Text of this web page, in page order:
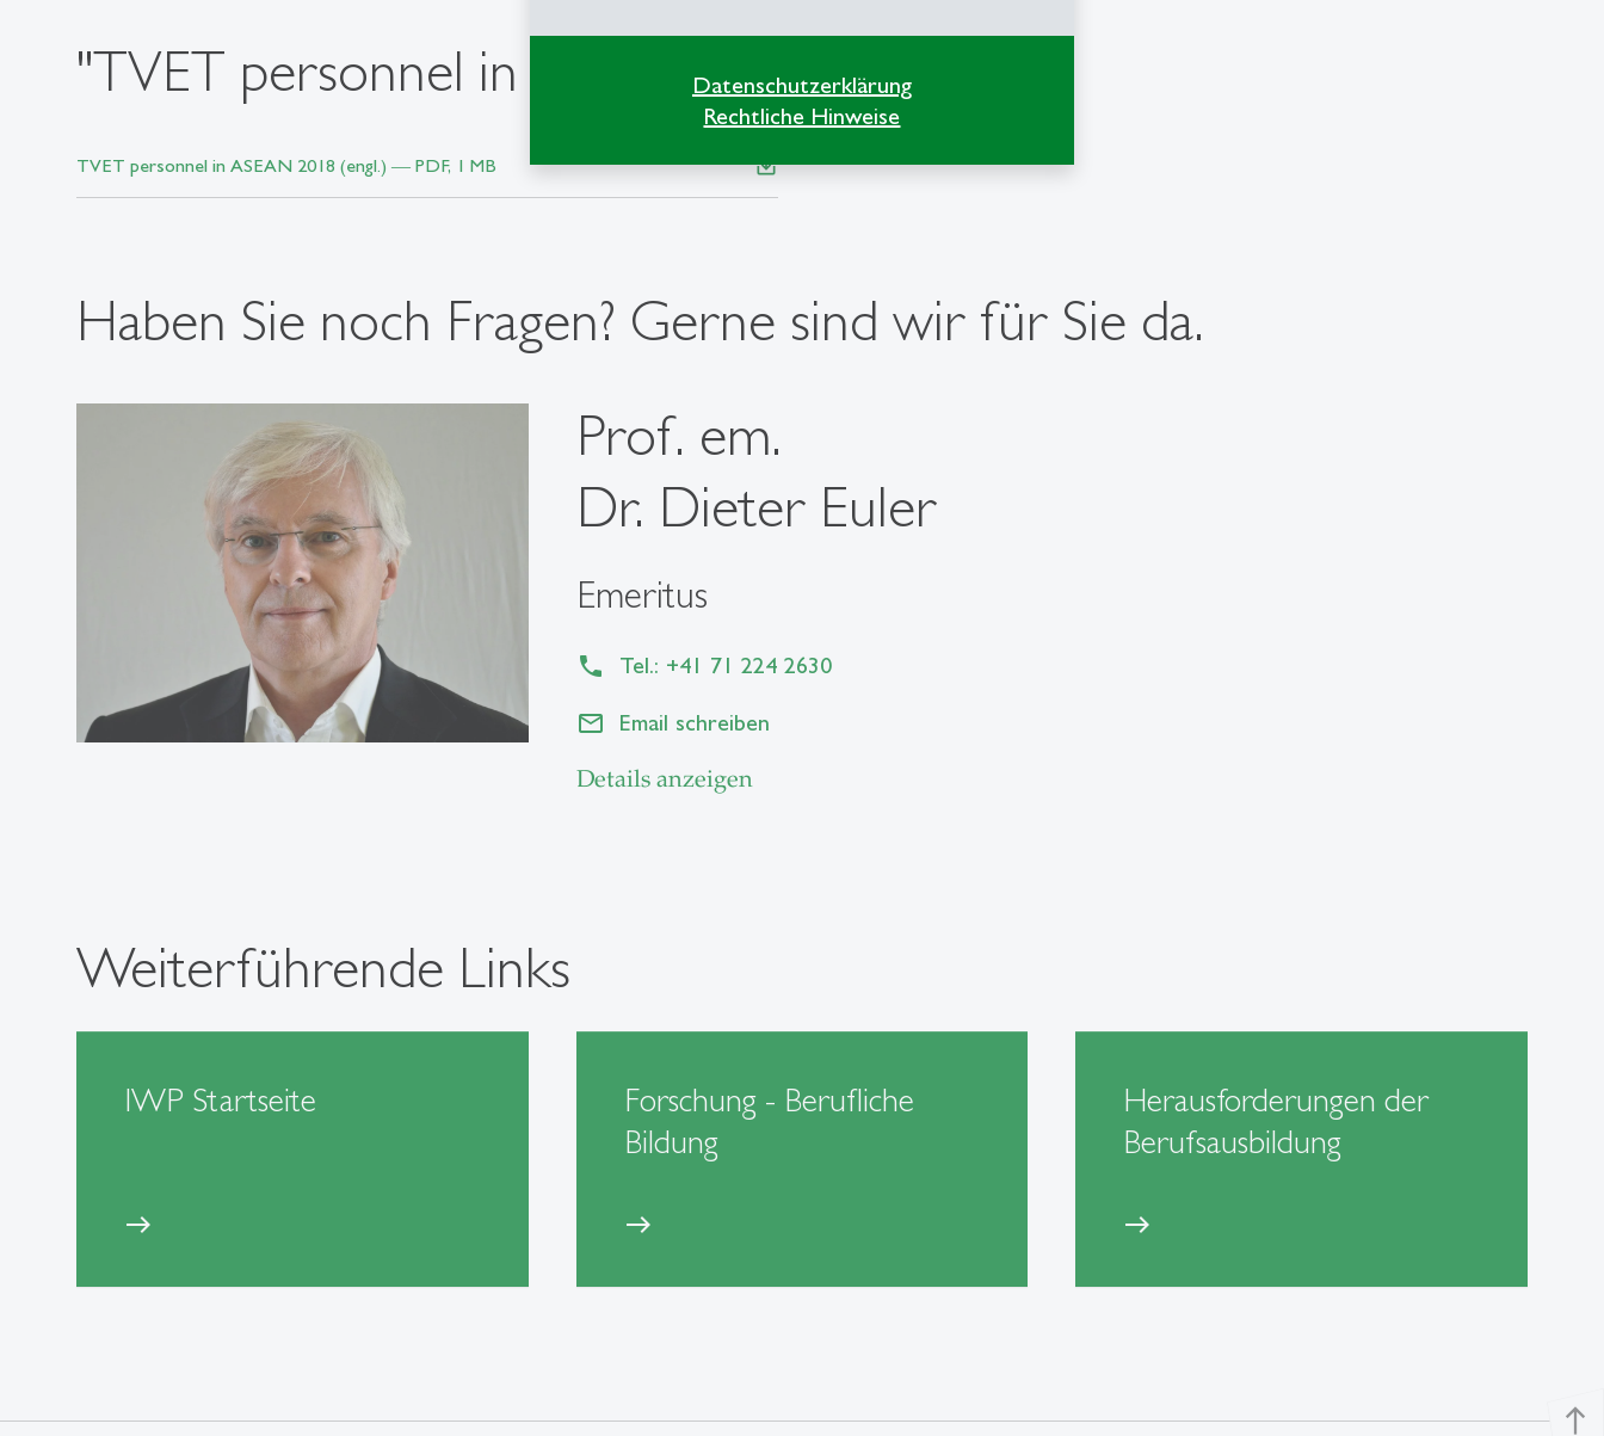
Datenschutzerklärung
Rechtliche Hinweise
"TVET personnel in ASEAN"
TVET personnel in ASEAN 2018 (engl.) ― PDF, 1 MB save_alt
Haben Sie noch Fragen? Gerne sind wir für Sie da.
Prof. em.
Dr. Dieter Euler
Emeritus
Tel.: +41 71 224 2630
Email schreiben
Details anzeigen
Weiterführende Links
IWP Startseite
east
Forschung - Berufliche
Bildung
east
Herausforderungen der
Berufsausbildung
east
north